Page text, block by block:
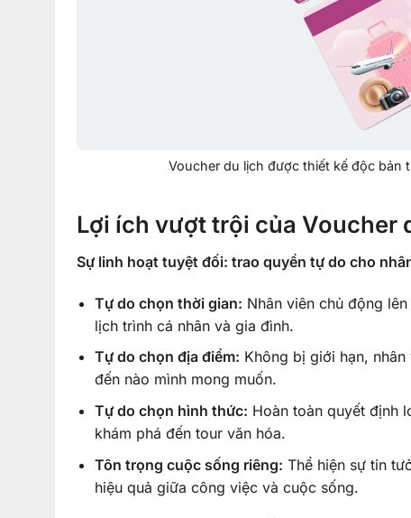
Voucher du lịch được thiết kế độc bản
Lợi ích vượt trội của Voucher
Sự linh hoạt tuyệt đối: trao quyền tự do cho
Tự do chọn thời gian: Nhân viên chủ động
lịch trình cá nhân và gia đình.
Tự do chọn địa điểm: Không bị giới hạn,
đến nào mình mong muốn.
Tự do chọn hình thức: Hoàn toàn quyết định
khám phá đến tour văn hóa.
Tôn trọng cuộc sống riêng: Thể hiện sự tin
hiệu quả giữa công việc và cuộc sống.